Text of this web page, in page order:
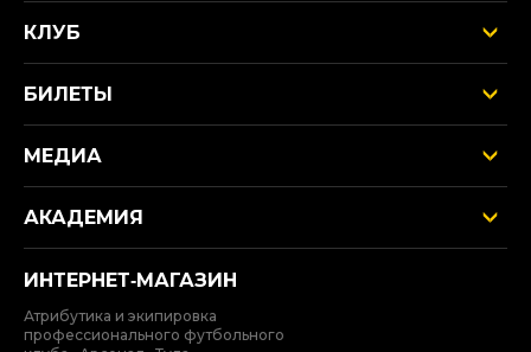
КЛУБ
БИЛЕТЫ
МЕДИА
АКАДЕМИЯ
ИНТЕРНЕТ‑МАГАЗИН
Атрибутика и экипировка
профессионального футбольного